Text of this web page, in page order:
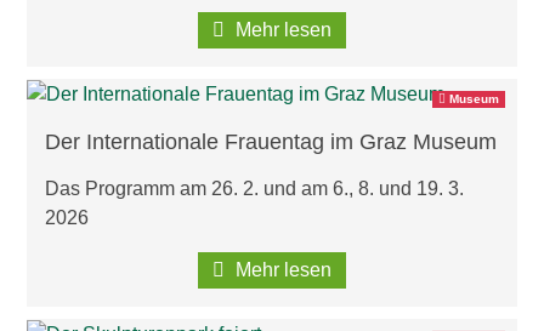
Mehr lesen
Museum
Der Internationale Frauentag im Graz Museum
Das Programm am 26. 2. und am 6., 8. und 19. 3.
2026
Mehr lesen